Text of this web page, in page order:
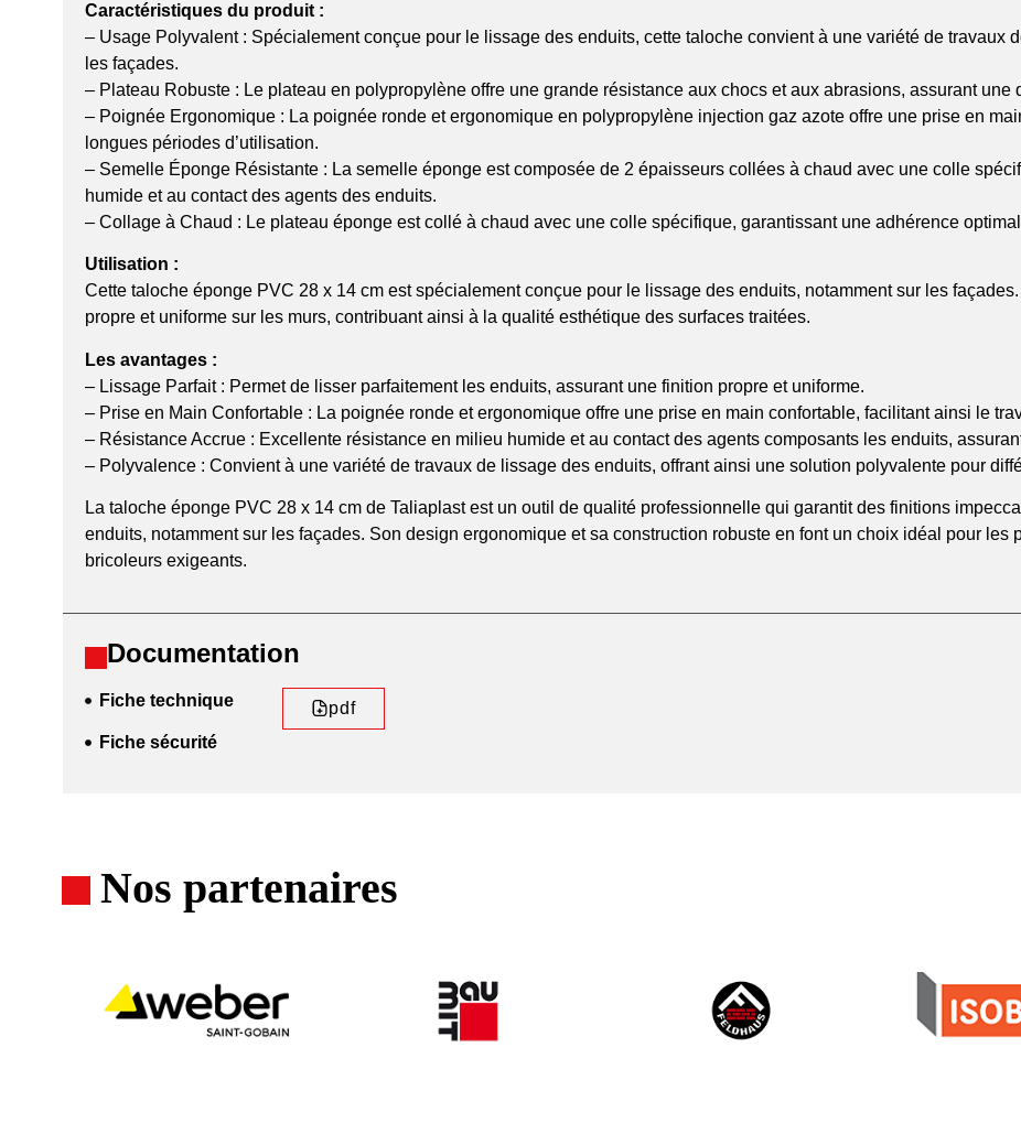
Caractéristiques du produit :
– Usage Polyvalent : Spécialement conçue pour le lissage des enduits, cette taloche convient à une variété de travaux
les façades.
– Plateau Robuste : Le plateau en polypropylène offre une grande résistance aux chocs et aux abrasions, assurant une
– Poignée Ergonomique : La poignée ronde et ergonomique en polypropylène injection gaz azote offre une prise en
longues périodes d’utilisation.
– Semelle Éponge Résistante : La semelle éponge est composée de 2 épaisseurs collées à chaud avec une colle
humide et au contact des agents des enduits.
– Collage à Chaud : Le plateau éponge est collé à chaud avec une colle spécifique, garantissant une adhérence
Utilisation :
Cette taloche éponge PVC 28 x 14 cm est spécialement conçue pour le lissage des enduits, notamment sur les
propre et uniforme sur les murs, contribuant ainsi à la qualité esthétique des surfaces traitées.
Les avantages :
– Lissage Parfait : Permet de lisser parfaitement les enduits, assurant une finition propre et uniforme.
– Prise en Main Confortable : La poignée ronde et ergonomique offre une prise en main confortable, facilitant ainsi le
– Résistance Accrue : Excellente résistance en milieu humide et au contact des agents composants les enduits,
– Polyvalence : Convient à une variété de travaux de lissage des enduits, offrant ainsi une solution polyvalente pour
La taloche éponge PVC 28 x 14 cm de Taliaplast est un outil de qualité professionnelle qui garantit des finitions
enduits, notamment sur les façades. Son design ergonomique et sa construction robuste en font un choix idéal pour
bricoleurs exigeants.
Documentation
Fiche technique
pdf
Fiche sécurité
Nos partenaires